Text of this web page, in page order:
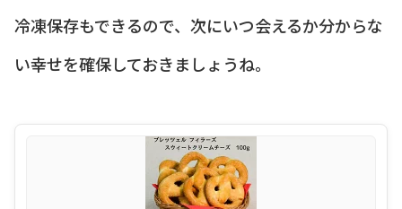
冷凍保存もできるので、次にいつ会えるか分からな
い幸せを確保しておきましょうね。